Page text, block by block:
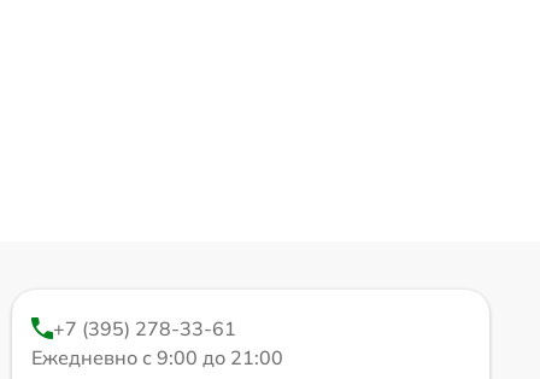
+7 (395) 278-33-61
Ежедневно с 9:00 до 21:00